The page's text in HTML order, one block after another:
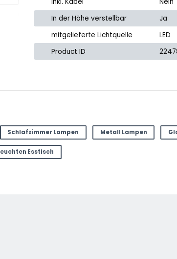
In der Höhe verstellbar
Ja
mitgelieferte Lichtquelle
LED
Product ID
Schlafzimmer Lampen Metall Lampen
Esstisch